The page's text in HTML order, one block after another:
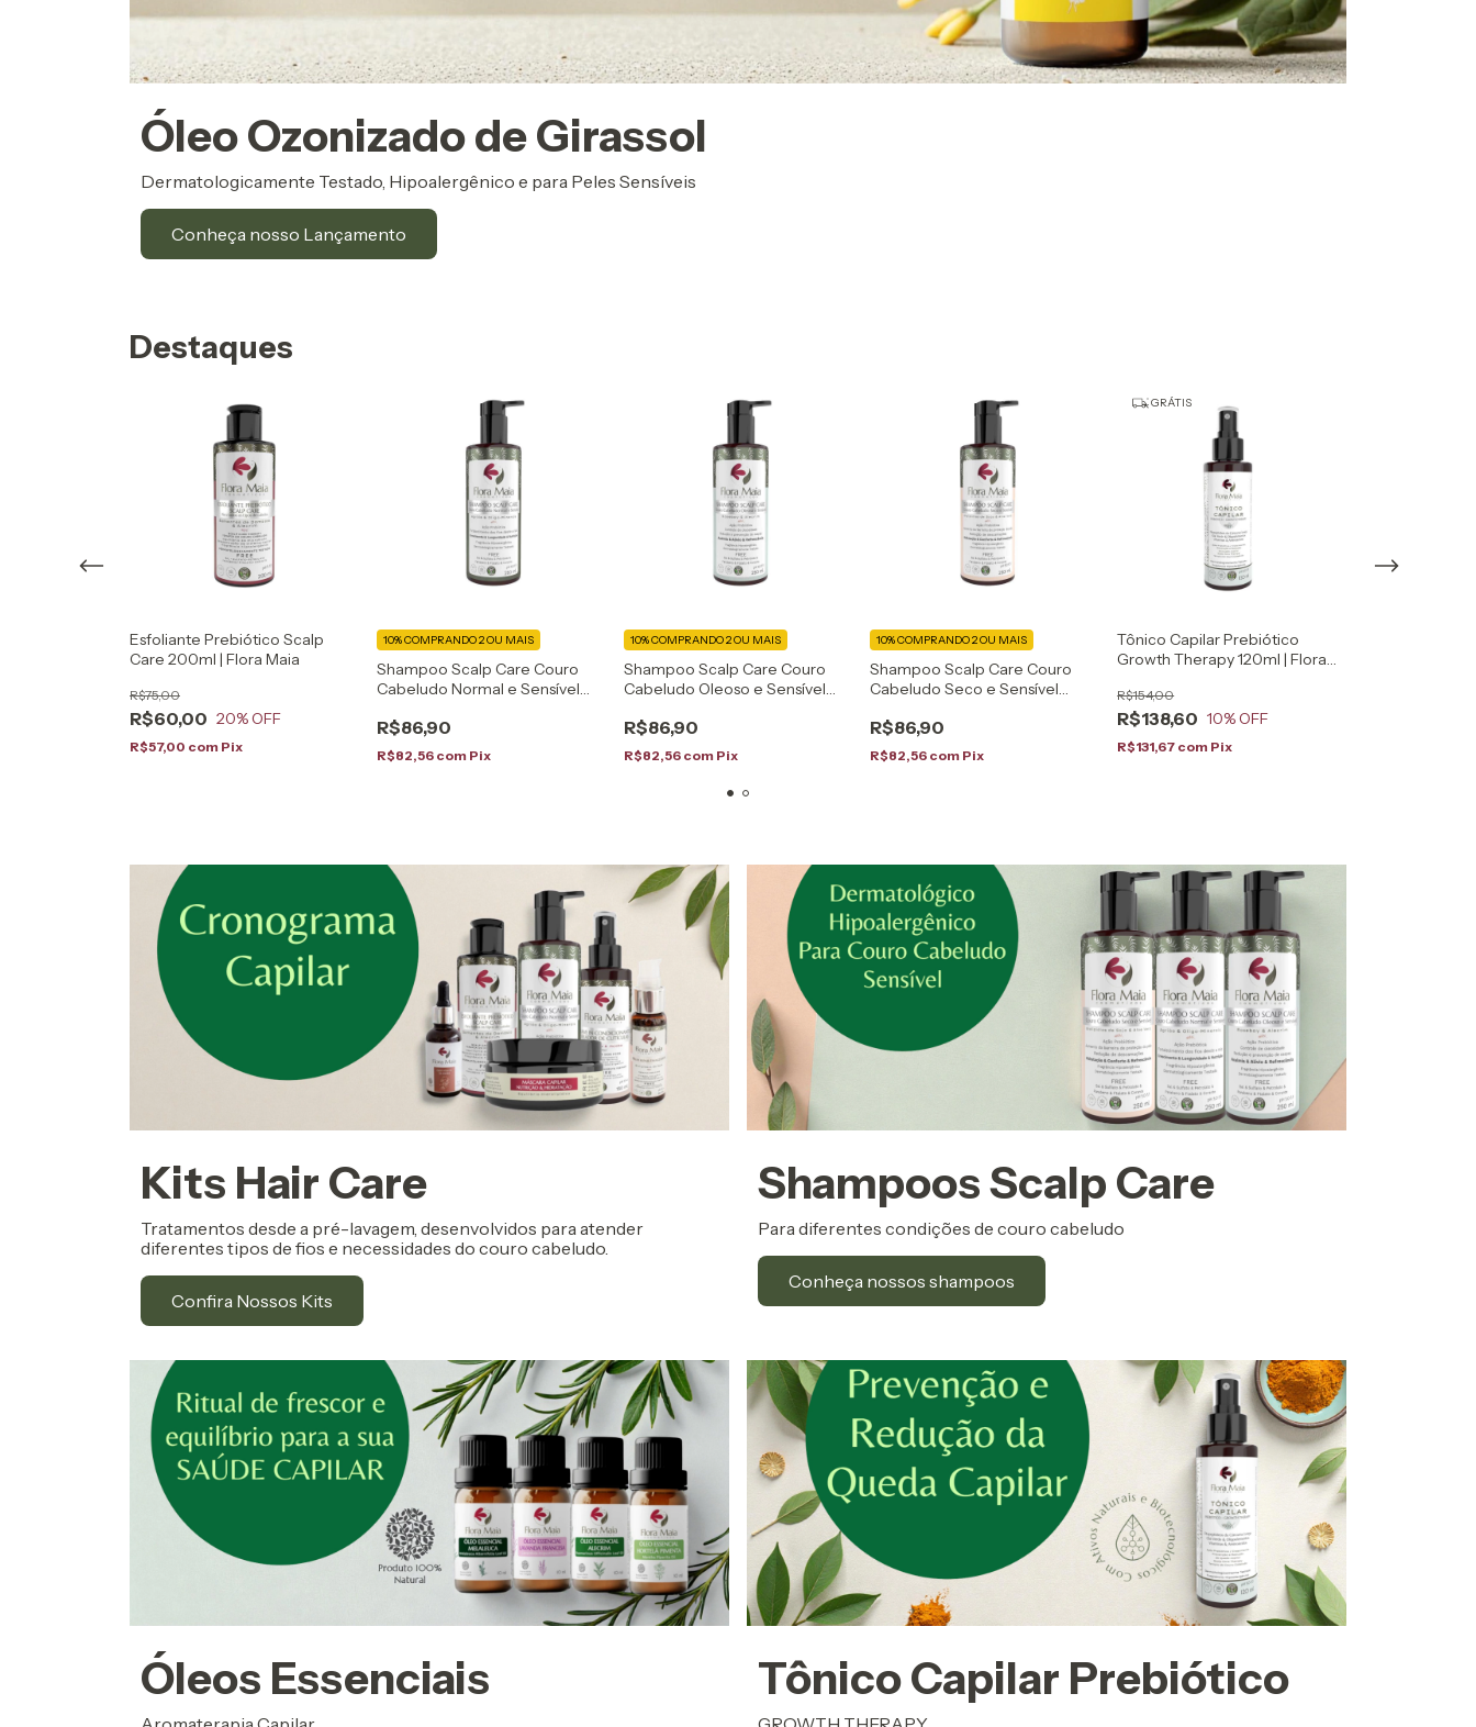
Óleo Ozonizado de Girassol
Dermatologicamente Testado, Hipoalergênico e para Peles Sensíveis
Conheça nosso Lançamento
Destaques
Esfoliante Prebiótico Scalp
Care 200ml | Flora Maia
R$60,00
R$75,00
20% OFF
R$57,00 com Pix
Shampoo Scalp Care Couro
Cabeludo Normal e Sensível
R$86,90
10%COMPRANDO 2 OU MAIS
R$82,56 com Pix
Shampoo Scalp Care Couro
Cabeludo Oleoso e Sensível
R$86,90
10%COMPRANDO 2 OU MAIS
R$82,56 com Pix
Shampoo Scalp Care Couro
Cabeludo Seco e Sensível
R$86,90
10%COMPRANDO 2 OU MAIS
R$82,56 com Pix
GRÁTIS
Tônico Capilar Prebiótico
Growth Therapy 120ml | Flora
R$138,60
R$154,00
10% OFF
R$131,67 com Pix
Kits Hair Care
Tratamentos desde a pré-lavagem, desenvolvidos para atender
diferentes tipos de fios e necessidades do couro cabeludo.
Confira Nossos Kits
Shampoos Scalp Care
Para diferentes condições de couro cabeludo
Conheça nossos shampoos
Óleos Essenciais Tônico Capilar Prebiótico